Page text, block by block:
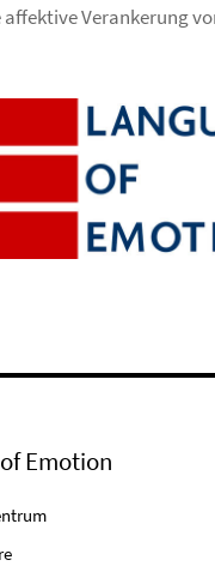
affektive Verankerung
Emotion